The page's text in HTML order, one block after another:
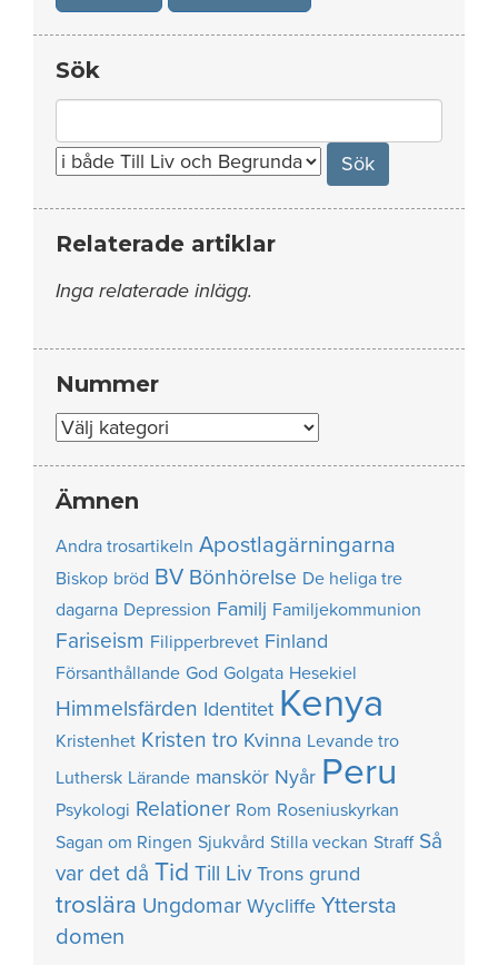
Sök
for:
Relaterade artiklar
Inga relaterade inlägg.
Nummer
Nummer
Ämnen
Andra trosartikeln Apostlagärningarna
Biskop bröd BV Bönhörelse De heliga tre
dagarna Depression Familj Familjekommunion
Fariseism Filipperbrevet Finland
Försanthållande God Golgata Hesekiel
Himmelsfärden Identitet Kenya
Kristenhet Kristen tro Kvinna Levande tro
Luthersk Lärande manskör Nyår Peru
Psykologi Relationer Rom Roseniuskyrkan
Sagan om Ringen Sjukvård Stilla veckan Straff Så
var det då Tid Till Liv Trons grund
troslära Ungdomar Wycliffe Yttersta
domen